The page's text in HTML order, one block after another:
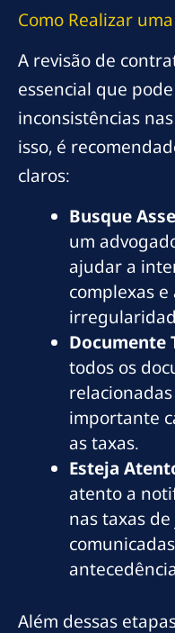
Como Realizar
A revisão de
essencial que
inconsistências
isso, é
claros:
Busque
um
ajudar a
complexas
Documente
todos os
importante
as taxas.
Esteja
atento a
nas taxas
Além dessas